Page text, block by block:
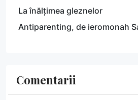
La înălțimea gleznelor
Antiparenting, de ieromonah
Comentarii